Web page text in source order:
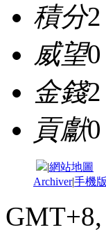
積分2
威望0
金錢2
貢獻0
|網站地圖
Archiver|手機版
GMT+8,